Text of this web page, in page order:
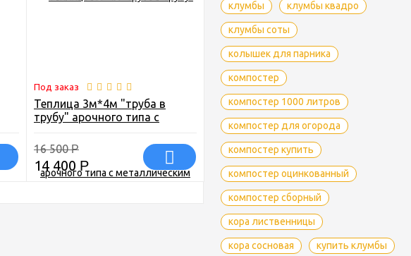
клумбы клумбы квадро
клумбы соты
колышек для парника
компостер
компостер 1000 литров
компостер для огорода
компостер купить
компостер оцинкованный
компостер сборный
кора лиственницы
кора сосновая купить клумбы
Под заказ
Теплица 3м*4м "труба в
трубу" арочного типа с
дверями и форточками
16 500Р
14 400 Р